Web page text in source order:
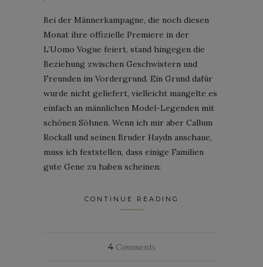
Bei der Männerkampagne, die noch diesen
Monat ihre offizielle Premiere in der
L’Uomo Vogue feiert, stand hingegen die
Beziehung zwischen Geschwistern und
Freunden im Vordergrund. Ein Grund dafür
wurde nicht geliefert, vielleicht mangelte es
einfach an männlichen Model-Legenden mit
schönen Söhnen. Wenn ich mir aber Callum
Rockall und seinen Bruder Haydn anschaue,
muss ich feststellen, dass einige Familien
gute Gene zu haben scheinen:
CONTINUE READING
4Comments